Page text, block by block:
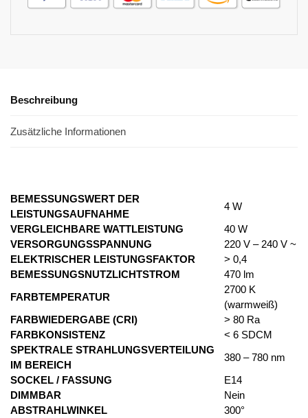
Beschreibung
Zusätzliche Informationen
BEMESSUNGSWERT DER
LEISTUNGSAUFNAHME
4 W
VERGLEICHBARE WATTLEISTUNG
40 W
VERSORGUNGSSPANNUNG
220 V – 240 V ~
ELEKTRISCHER LEISTUNGSFAKTOR
> 0,4
BEMESSUNGSNUTZLICHTSTROM
470 lm
FARBTEMPERATUR
2700 K
(warmweiß)
FARBWIEDERGABE (CRI)
> 80 Ra
FARBKONSISTENZ
< 6 SDCM
SPEKTRALE STRAHLUNGSVERTEILUNG
IM BEREICH
380 – 780 nm
SOCKEL / FASSUNG
E14
DIMMBAR
Nein
ABSTRAHLWINKEL
300°